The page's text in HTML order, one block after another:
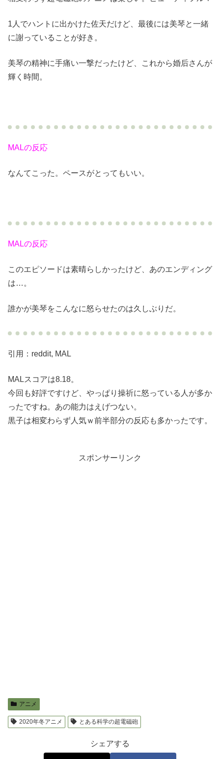
1人でハントに出かけた佐天だけど、最後には美琴と一緒
に謝っていることが好き。
美琴の精神に手痛い一撃だったけど、これから婚后さんが
輝く時間。
MALの反応
なんてこった。ペースがとってもいい。
MALの反応
このエピソードは素晴らしかったけど、あのエンディング
は…。
誰かが美琴をこんなに怒らせたのは久しぶりだ。
引用：reddit, MAL
MALスコアは8.18。
今回も好評ですけど、やっぱり操祈に怒っている人が多か
ったですね。あの能力はえげつない。
黒子は相変わらず人気ｗ前半部分の反応も多かったです。
スポンサーリンク
アニメ
2020年冬アニメ とある科学の超電磁砲
シェアする